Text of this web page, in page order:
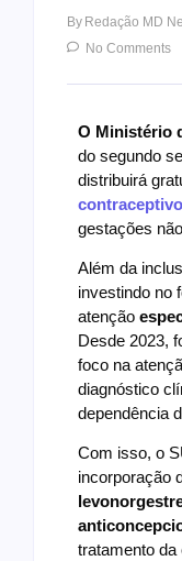
By Redação MD
No Comments
O Ministério
do segundo
distribuirá
contraceptivo
gestações
Além da
investindo no
atenção
Desde 2023,
foco na
diagnóstico
dependência
Com isso, o
incorporação
tratamento da